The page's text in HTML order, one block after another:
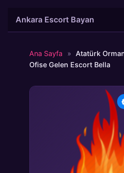
atla
Ankara Escort Bayan
Ana Sayfa » Atatürk
Ofise Gelen Escort Bella